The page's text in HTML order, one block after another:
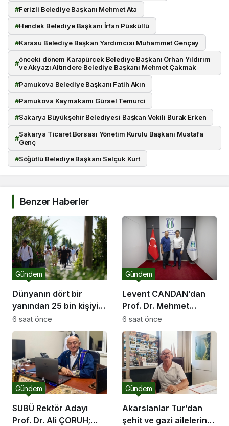
#Ferizli Belediye Başkanı Mehmet Ata
#Hendek Belediye Başkanı İrfan Püsküllü
#Karasu Belediye Başkan Yardımcısı Muhammet Gençay
#önceki dönem Karapürçek Belediye Başkanı Orhan Yıldırım
ve Akyazı Altındere Belediye Başkanı Mehmet Çakmak
#Pamukova Belediye Başkanı Fatih Akın
#Pamukova Kaymakamı Gürsel Temurci
#Sakarya Büyükşehir Belediyesi Başkan Vekili Burak Erken
#Sakarya Ticaret Borsası Yönetim Kurulu Başkanı Mustafa
Genç
#Söğütlü Belediye Başkanı Selçuk Kurt
Benzer Haberler
Dünyanın dört bir
yanından 25 bin kişiyi
ağırlayacak dev fuar
için geri sayım
Gündem
6 saat önce
Levent CANDAN’dan
Prof. Dr. Mehmet
SARIBIYIK’a vefa
ziyareti
Gündem
6 saat önce
SUBÜ Rektör Adayı
Prof. Dr. Ali ÇORUH;
Gündem
Akarslanlar Tur’dan
şehit ve gazi ailelerine
Gündem